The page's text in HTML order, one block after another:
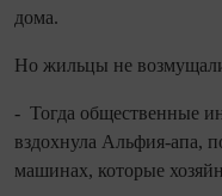
дома.
Но жильцы не
- То­гда общественные
вздохнула Альфия‑апа,
машинах, которые